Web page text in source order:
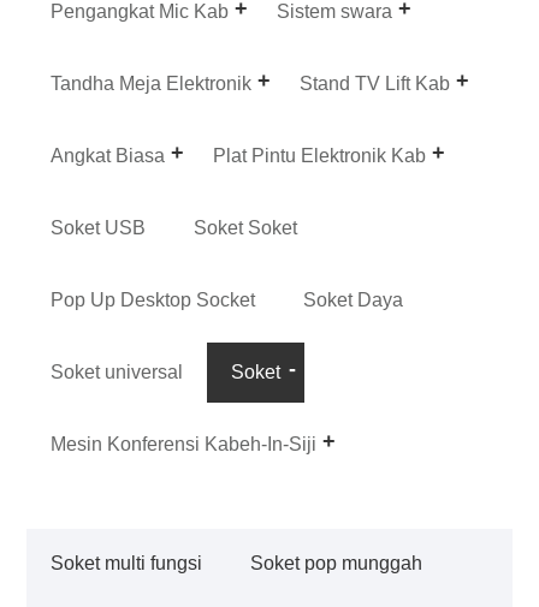
Pengangkat Mic Kab Sistem swara
Tandha Meja Elektronik Stand TV Lift Kab
Angkat Biasa Plat Pintu Elektronik Kab
Soket USB Soket Soket
Pop Up Desktop Socket Soket Daya
Soket universal Soket
Mesin Konferensi Kabeh-In-Siji
Soket multi fungsi Soket pop munggah